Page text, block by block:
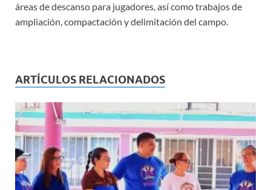
áreas de descanso para jugadores, así como trabajos de
ampliación, compactación y delimitación del campo.
ARTÍCULOS RELACIONADOS